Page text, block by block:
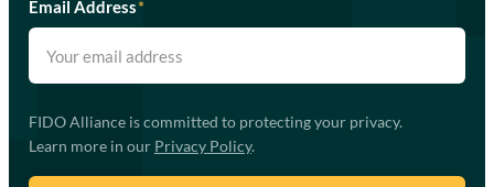
Email Address*
FIDO Alliance is committed to protecting your privacy.
Learn more in our Privacy Policy.